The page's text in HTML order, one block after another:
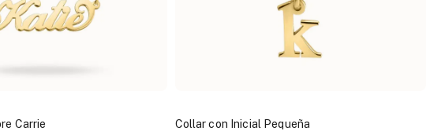
Carrie Collar con Inicial Pequeña